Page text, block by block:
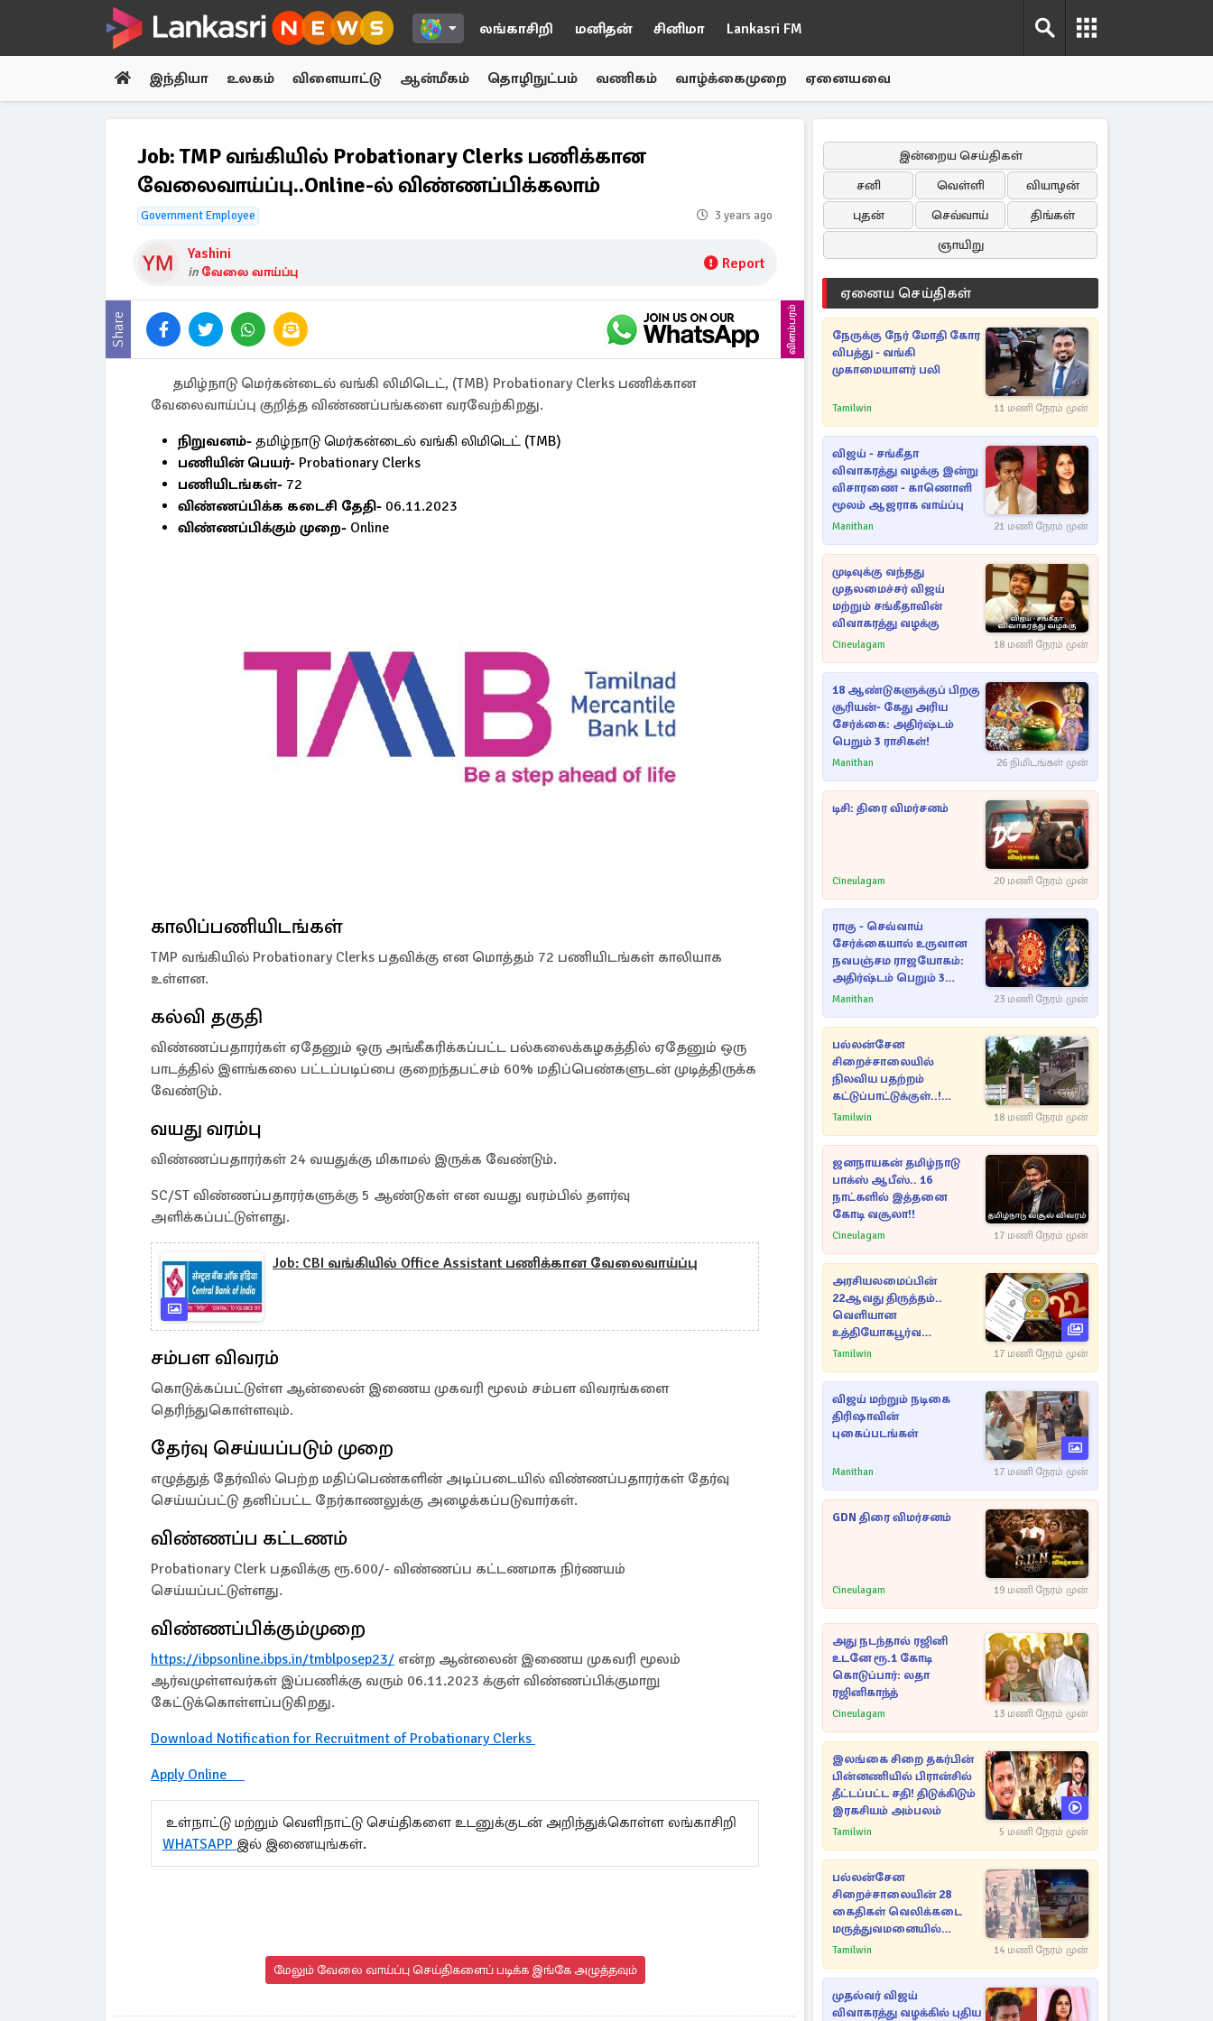
லங்காசிறி மனிதன் சினிமா Lankasri FM
இந்தியா உலகம் விளையாட்டு ஆன்மீகம் தொழிநுட்பம் வணிகம் வாழ்க்கைமுறை ஏனையவை
Job: TMP வங்கியில் Probationary Clerks பணிக்கான
வேலைவாய்ப்பு..Online-ல் விண்ணப்பிக்கலாம்
Government Employee 3 years ago
Yashini
in வேலை வாய்ப்பு Report
Share விளம்பரம்
தமிழ்நாடு மெர்கன்டைல் வங்கி லிமிடெட், (TMB) Probationary Clerks பணிக்கான
வேலைவாய்ப்பு குறித்த விண்ணப்பங்களை வரவேற்கிறது.
நிறுவனம்- தமிழ்நாடு மெர்கன்டைல் வங்கி லிமிடெட் (TMB)
பணியின் பெயர்- Probationary Clerks
பணியிடங்கள்- 72
விண்ணப்பிக்க கடைசி தேதி- 06.11.2023
விண்ணப்பிக்கும் முறை- Online
காலிப்பணியிடங்கள்
TMP வங்கியில் Probationary Clerks பதவிக்கு என மொத்தம் 72 பணியிடங்கள் காலியாக
உள்ளன.
கல்வி தகுதி
விண்ணப்பதாரர்கள் ஏதேனும் ஒரு அங்கீகரிக்கப்பட்ட பல்கலைக்கழகத்தில் ஏதேனும் ஒரு
பாடத்தில் இளங்கலை பட்டப்படிப்பை குறைந்தபட்சம் 60% மதிப்பெண்களுடன் முடித்திருக்க
வேண்டும்.
வயது வரம்பு
விண்ணப்பதாரர்கள் 24 வயதுக்கு மிகாமல் இருக்க வேண்டும்.
SC/ST விண்ணப்பதாரர்களுக்கு 5 ஆண்டுகள் என வயது வரம்பில் தளர்வு
அளிக்கப்பட்டுள்ளது.
Job: CBI வங்கியில் Office Assistant பணிக்கான வேலைவாய்ப்பு
சம்பள விவரம்
கொடுக்கப்பட்டுள்ள ஆன்லைன் இணைய முகவரி மூலம் சம்பள விவரங்களை
தெரிந்துகொள்ளவும்.
தேர்வு செய்யப்படும் முறை
எழுத்துத் தேர்வில் பெற்ற மதிப்பெண்களின் அடிப்படையில் விண்ணப்பதாரர்கள் தேர்வு
செய்யப்பட்டு தனிப்பட்ட நேர்காணலுக்கு அழைக்கப்படுவார்கள்.
விண்ணப்ப கட்டணம்
Probationary Clerk பதவிக்கு ரூ.600/- விண்ணப்ப கட்டணமாக நிர்ணயம்
செய்யப்பட்டுள்ளது.
விண்ணப்பிக்கும்முறை
https://ibpsonline.ibps.in/tmblposep23/ என்ற ஆன்லைன் இணைய முகவரி மூலம்
ஆர்வமுள்ளவர்கள் இப்பணிக்கு வரும் 06.11.2023 க்குள் விண்ணப்பிக்குமாறு
கேட்டுக்கொள்ளப்படுகிறது.
Download Notification for Recruitment of Probationary Clerks
Apply Online
உள்நாட்டு மற்றும் வெளிநாட்டு செய்திகளை உடனுக்குடன் அறிந்துக்கொள்ள லங்காசிறி
WHATSAPP இல் இணையுங்கள்.
மேலும் வேலை வாய்ப்பு செய்திகளைப் படிக்க இங்கே அழுத்தவும்
இன்றைய செய்திகள்
சனி
வெள்ளி
வியாழன்
புதன்
செவ்வாய்
திங்கள்
ஞாயிறு
ஏனைய செய்திகள்
நேருக்கு நேர் மோதி கோர
விபத்து - வங்கி
முகாமையாளர் பலி
Tamilwin 11 மணி நேரம் முன்
விஜய் - சங்கீதா
விவாகரத்து வழக்கு இன்று
விசாரணை - காணொளி
மூலம் ஆஜராக வாய்ப்பு
Manithan 21 மணி நேரம் முன்
முடிவுக்கு வந்தது
முதலமைச்சர் விஜய்
மற்றும் சங்கீதாவின்
விவாகரத்து வழக்கு
Cineulagam 18 மணி நேரம் முன்
18 ஆண்டுகளுக்குப் பிறகு
சூரியன்- கேது அரிய
சேர்க்கை: அதிர்ஷ்டம்
பெறும் 3 ராசிகள்!
Manithan 26 நிமிடங்கள் முன்
டிசி: திரை விமர்சனம்
Cineulagam 20 மணி நேரம் முன்
ராகு - செவ்வாய்
சேர்க்கையால் உருவான
நவபஞ்சம ராஜயோகம்:
அதிர்ஷ்டம் பெறும் 3
ராசிகள்!
Manithan 23 மணி நேரம் முன்
பல்லன்சேன
சிறைச்சாலையில்
நிலவிய பதற்றம்
கட்டுப்பாட்டுக்குள்..!
அதிரடியாக களமிறங்கிய
Tamilwin 18 மணி நேரம் முன்
ஜனநாயகன் தமிழ்நாடு
பாக்ஸ் ஆபீஸ்.. 16
நாட்களில் இத்தனை
கோடி வசூலா!!
Cineulagam 17 மணி நேரம் முன்
அரசியலமைப்பின்
22ஆவது திருத்தம்..
வெளியான
உத்தியோகபூர்வ
அறிவிப்பு!
Tamilwin 17 மணி நேரம் முன்
விஜய் மற்றும் நடிகை
திரிஷாவின்
புகைப்படங்கள்
Manithan 17 மணி நேரம் முன்
GDN திரை விமர்சனம்
Cineulagam 19 மணி நேரம் முன்
அது நடந்தால் ரஜினி
உடனே ரூ.1 கோடி
கொடுப்பார்: லதா
ரஜினிகாந்த்
Cineulagam 13 மணி நேரம் முன்
இலங்கை சிறை தகர்பின்
பின்னணியில் பிரான்சில்
தீட்டப்பட்ட சதி! திடுக்கிடும்
இரகசியம் அம்பலம்
Tamilwin 5 மணி நேரம் முன்
பல்லன்சேன
சிறைச்சாலையின் 28
கைதிகள் வெலிக்கடை
மருத்துவமனையில்
அனுமதி
Tamilwin 14 மணி நேரம் முன்
முதல்வர் விஜய்
விவாகரத்து வழக்கில் புதிய